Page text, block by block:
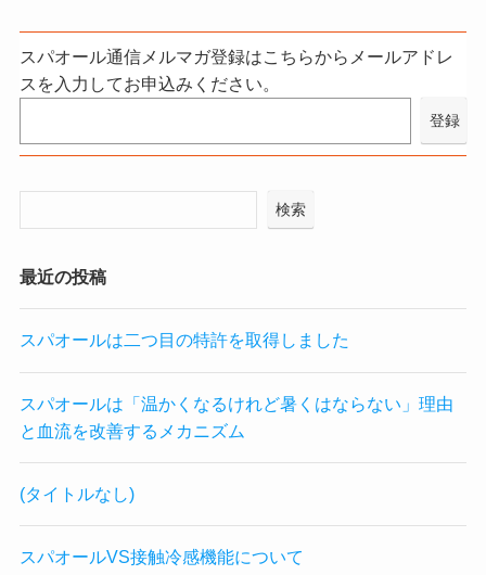
スパオール通信メルマガ登録はこちらからメールアドレ
スを入力してお申込みください。
検索
最近の投稿
スパオールは二つ目の特許を取得しました
スパオールは「温かくなるけれど暑くはならない」理由
と血流を改善するメカニズム
(タイトルなし)
スパオールVS接触冷感機能について